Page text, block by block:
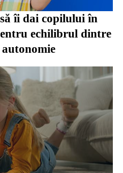
îi dai copilului în
echilibrul dintre